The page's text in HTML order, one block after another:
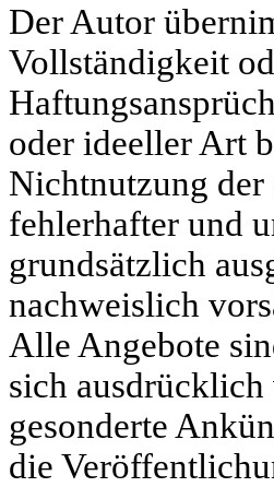
Der Autor
Vollständigkeit
oder ideeller Art
Nichtnutzung
fehlerhafter und
grundsätzlich
nachweislich
Alle Angebote
sich ausdrücklich
gesonderte
die